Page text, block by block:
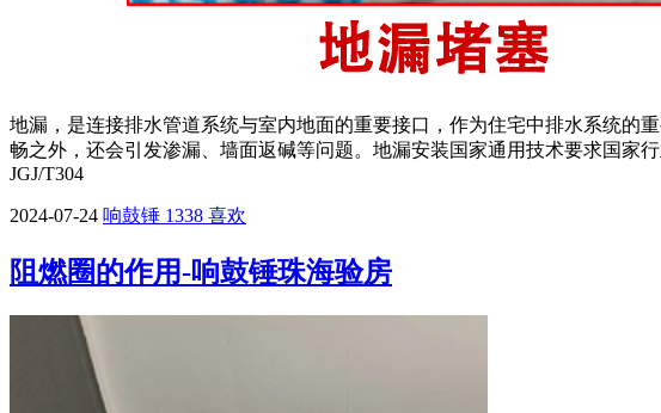
地漏，是连接排水管道系统与室内地面的重要接口，作为住宅中排水系统的
畅之外，还会引发渗漏、墙面返碱等问题。地漏安装国家通用技术要求国家
JGJ/T304
2024-07-24 响鼓锤 1338 喜欢
阻燃圈的作用-响鼓锤珠海验房